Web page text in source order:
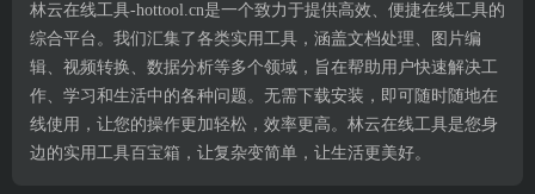
林云在线工具-hottool.cn是一个致力于提供高效、便捷在线工具的
综合平台。我们汇集了各类实用工具，涵盖文档处理、图片编
辑、视频转换、数据分析等多个领域，旨在帮助用户快速解决工
作、学习和生活中的各种问题。无需下载安装，即可随时随地在
线使用，让您的操作更加轻松，效率更高。林云在线工具是您身
边的实用工具百宝箱，让复杂变简单，让生活更美好。